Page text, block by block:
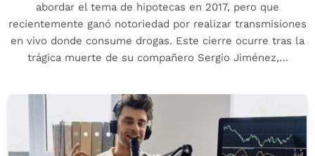
abordar el tema de hipotecas en 2017, pero que
recientemente ganó notoriedad por realizar transmisiones
en vivo donde consume drogas. Este cierre ocurre tras la
trágica muerte de su compañero Sergio Jiménez,…